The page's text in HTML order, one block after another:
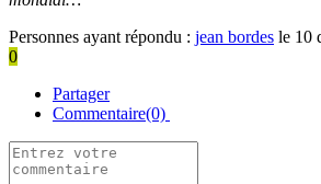
Personnes ayant répondu : jean bordes le 10
0
Partager
Commentaire(0)